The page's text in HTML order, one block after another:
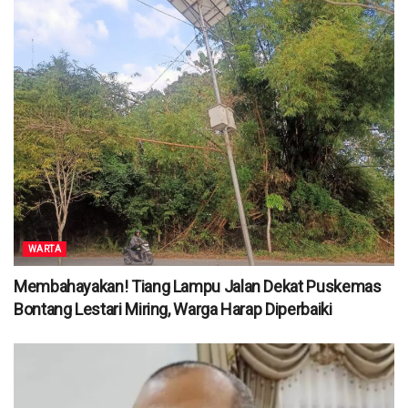
WARTA
Membahayakan! Tiang Lampu Jalan Dekat Puskemas
Bontang Lestari Miring, Warga Harap Diperbaiki